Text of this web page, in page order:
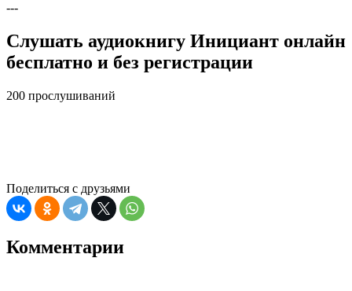
---
Слушать аудиокнигу Инициант онлайн
бесплатно и без регистрации
200 прослушиваний
Поделиться с друзьями
Комментарии